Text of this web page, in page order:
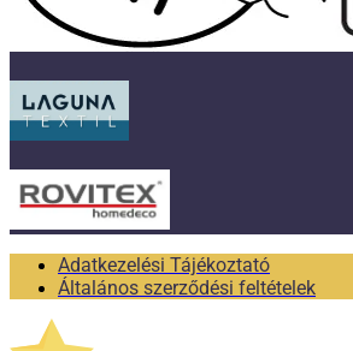
Adatkezelési Tájékoztató
Általános szerződési feltételek